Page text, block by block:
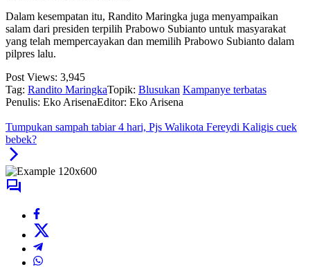
Dalam kesempatan itu, Randito Maringka juga menyampaikan
salam dari presiden terpilih Prabowo Subianto untuk masyarakat
yang telah mempercayakan dan memilih Prabowo Subianto dalam
pilpres lalu.
Post Views: 3,945
Tag: Randito MaringkaTopik: Blusukan Kampanye terbatas
Penulis: Eko ArisenaEditor: Eko Arisena
Tumpukan sampah tabiar 4 hari, Pjs Walikota Fereydi Kaligis cuek
bebek?